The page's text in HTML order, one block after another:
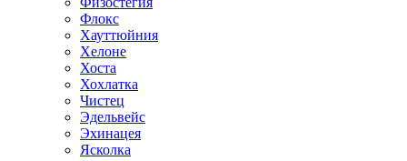
Флокс
Хауттюйния
Хелоне
Хоста
Хохлатка
Чистец
Эдельвейс
Эхинацея
Ясколка